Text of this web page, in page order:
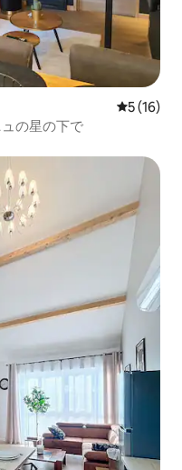
レビュー
5 (16)
の星の下で